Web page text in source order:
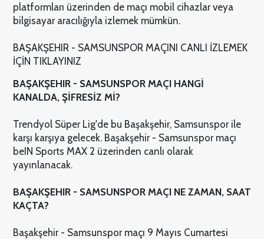
platformları üzerinden de maçı mobil cihazlar veya
bilgisayar aracılığıyla izlemek mümkün.
BAŞAKŞEHIR - SAMSUNSPOR MAÇINI CANLI İZLEMEK
İÇİN TIKLAYINIZ
BAŞAKŞEHIR - SAMSUNSPOR MAÇI HANGİ
KANALDA, ŞİFRESİZ Mİ?
Trendyol Süper Lig'de bu Başakşehir, Samsunspor ile
karşı karşıya gelecek. Başakşehir - Samsunspor maçı
beIN Sports MAX 2 üzerinden canlı olarak
yayınlanacak.
BAŞAKŞEHIR - SAMSUNSPOR MAÇI NE ZAMAN, SAAT
KAÇTA?
Başakşehir - Samsunspor maçı 9 Mayıs Cumartesi